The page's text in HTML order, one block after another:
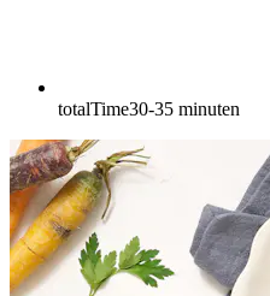
totalTime30-35 minuten